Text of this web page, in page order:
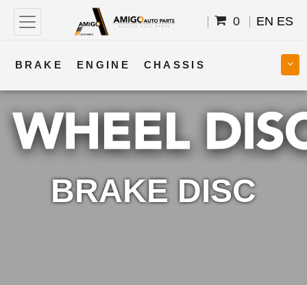
0 EN ES
BRAKE ENGINE CHASSIS
COOLING STEERING BODY
TRANSMISSION FUEL ELECTRICAL
BRAKE DISC